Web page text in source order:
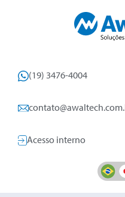
(19) 3476-4004
Acesso interno